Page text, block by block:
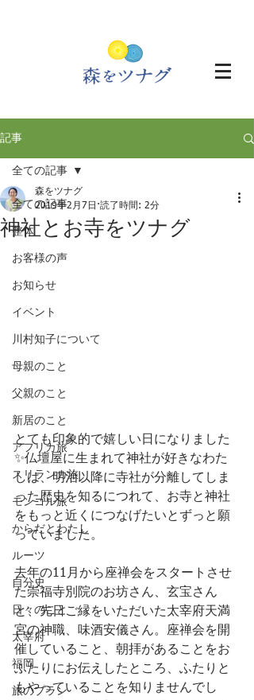
記事
全ての記事
整体
お客様の声
お知らせ
イベント
川村知子について
母親のこと
父親のこと
新居のこと
アフリカ旅
スリランカ旅
モンゴル旅
からだとわたし
ルーツ
自分史
日々のこと
太宰府
福岡
旅のプラン
全ての記事
神社とお寺をツナグ
森をツナグ
2019年2月7日 読了時間: 2分
とても印象的で嬉しい日になりました
✨仏壇屋に生まれて神社が好きなわた
しは、明治以降に寺社が分離してしま
った歴史を知るにつれて、お寺と神社
をもっと近くにつなげたいとずっと願
っていました。
去年の11月から座禅会をスタートさせ
た崇福寺別院のお坊さん、玄宝さん
と、先日ご縁をいただいた太宰府天満
宮の神職、味酒安儀さん。座禅会を開
催していること、朝拝があることをお
ふたりにお伝えしたところ、ふたりと
もやっていることを知りませんでし